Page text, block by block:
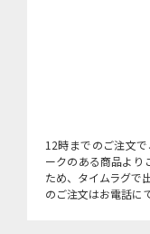
12時までのご注文
ークのある商品より
ため、タイムラグで
のご注文はお電話に